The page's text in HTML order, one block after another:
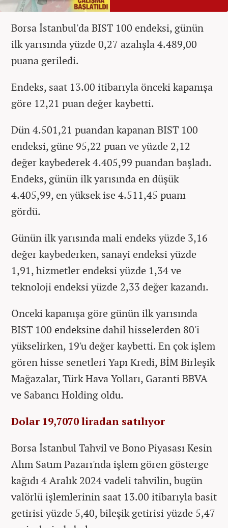
Borsa İstanbul'da BIST 100 endeksi, günün
ilk yarısında yüzde 0,27 azalışla 4.489,00
puana geriledi.
Endeks, saat 13.00 itibarıyla önceki kapanışa
göre 12,21 puan değer kaybetti.
Dün 4.501,21 puandan kapanan BIST 100
endeksi, güne 95,22 puan ve yüzde 2,12
değer kaybederek 4.405,99 puandan başladı.
Endeks, günün ilk yarısında en düşük
4.405,99, en yüksek ise 4.511,45 puanı
gördü.
Günün ilk yarısında mali endeks yüzde 3,16
değer kaybederken, sanayi endeksi yüzde
1,91, hizmetler endeksi yüzde 1,34 ve
teknoloji endeksi yüzde 2,33 değer kazandı.
Önceki kapanışa göre günün ilk yarısında
BIST 100 endeksine dahil hisselerden 80'i
yükselirken, 19'u değer kaybetti. En çok işlem
gören hisse senetleri Yapı Kredi, BİM Birleşik
Mağazalar, Türk Hava Yolları, Garanti BBVA
ve Sabancı Holding oldu.
Dolar 19,7070 liradan satılıyor
Borsa İstanbul Tahvil ve Bono Piyasası Kesin
Alım Satım Pazarı'nda işlem gören gösterge
kağıdı 4 Aralık 2024 vadeli tahvilin, bugün
valörlü işlemlerinin saat 13.00 itibarıyla basit
getirisi yüzde 5,40, bileşik getirisi yüzde 5,47